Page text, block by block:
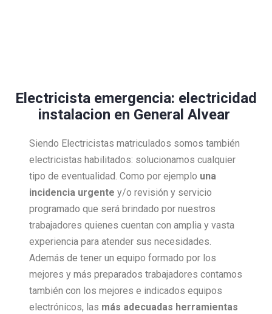
Electricista emergencia: electricidad
instalacion en General Alvear
Siendo Electricistas matriculados somos también
electricistas habilitados: solucionamos cualquier
tipo de eventualidad. Como por ejemplo una
incidencia urgente y/o revisión y servicio
programado que será brindado por nuestros
trabajadores quienes cuentan con amplia y vasta
experiencia para atender sus necesidades.
Además de tener un equipo formado por los
mejores y más preparados trabajadores contamos
también con los mejores e indicados equipos
electrónicos, las más adecuadas herramientas